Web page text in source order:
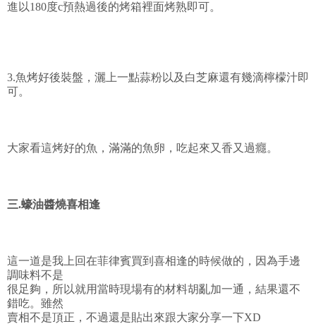
進以180度c預熱過後的烤箱裡面烤熟即可。
3.魚烤好後裝盤，灑上一點蒜粉以及白芝麻還有幾滴檸檬汁即
可。
大家看這烤好的魚，滿滿的魚卵，吃起來又香又過癮。
三.蠔油醬燒喜相逢
這一道是我上回在菲律賓買到喜相逢的時候做的，因為手邊
調味料不是
很足夠，所以就用當時現場有的材料胡亂加一通，結果還不
錯吃。雖然
賣相不是頂正，不過還是貼出來跟大家分享一下XD